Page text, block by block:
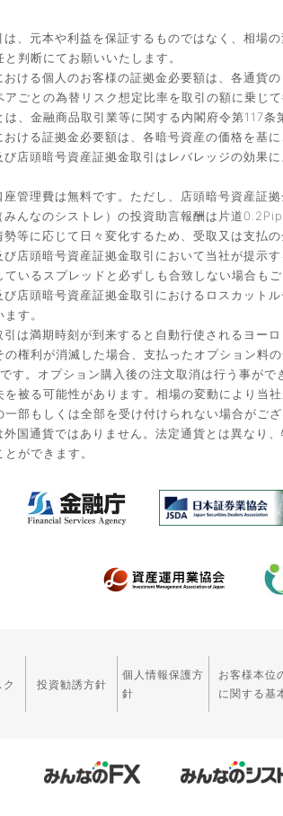
、元本や利益を保証するものではなく、相場
判断にてお願いいたします。
ける個人のお客様の証拠金必要額は、各通貨
ごとの為替リスク想定比率を取引の額に乗じ
は、金融商品取引業等に関する内閣府令第117
ける証拠金必要額は、各暗号資産の価格を基
店頭暗号資産証拠金取引はレバレッジの効果
管理費は無料です。ただし、店頭暗号資産証
んなのシストレ）の投資助言報酬は片道
等に応じて日々変化するため、受取又は支払
店頭暗号資産証拠金取引において当社が提示
ているスプレッドと必ずしも合致しない場合
店頭暗号資産証拠金取引におけるロスカット
す。
は満期時刻が到来すると自動行使されるヨー
権利が消滅した場合、支払ったオプション
す。オプション購入後の注文取消は行う事が
を被る可能性があります。相場の変動により
部もしくは全部を受け付けられない場合がござ
国通貨ではありません。法定通貨とは異なり
ができます。
投資勧誘方針
個人情報保護方
針
お客様本位
に関する基